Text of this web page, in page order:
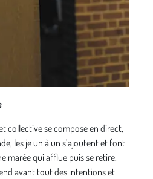
collective se compose en direct,
les je un à un s’ajoutent et font
marée qui afflue puis se retire.
avant tout des intentions et